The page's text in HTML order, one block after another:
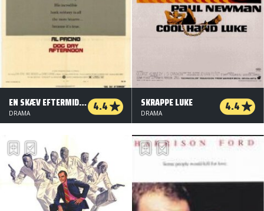
EN SKÆV EFTERMIDDAG 4.4
DRAMA
SKRAPPE LUKE 4.4
DRAMA